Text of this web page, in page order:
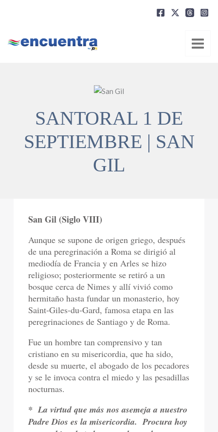
SANTORAL 1 DE
SEPTIEMBRE | SAN
GIL
San Gil (Siglo VIII)
Aunque se supone de origen griego, después
de una peregrinación a Roma se dirigió al
mediodía de Francia y en Arles se hizo
religioso; posteriormente se retiró a un
bosque cerca de Nimes y allí vivió como
hermitaño hasta fundar un monasterio, hoy
Saint-Giles-du-Gard, famosa etapa en las
peregrinaciones de Santiago y de Roma.
Fue un hombre tan comprensivo y tan
cristiano en su misericordia, que ha sido,
desde su muerte, el abogado de los pecadores
y se le invoca contra el miedo y las pesadillas
nocturnas.
* La virtud que más nos asemeja a nuestro
Padre Dios es la misericordia. Procura hoy